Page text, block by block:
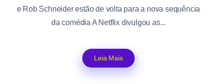
e Rob Schneider estão de volta para a nova sequência
da comédia A Netflix divulgou as...
Leia Mais